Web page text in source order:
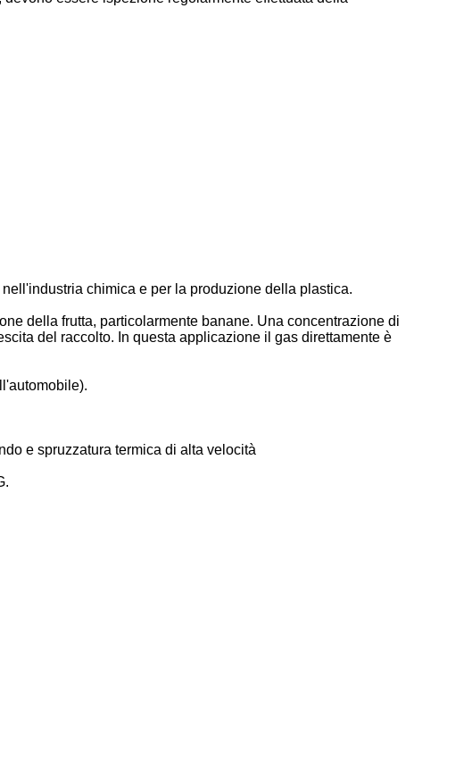
chimica e per la produzione della plastica.
della frutta, particolarmente banane. Una concentrazione di
del raccolto. In questa applicazione il gas direttamente è
e spruzzatura termica di alta velocità